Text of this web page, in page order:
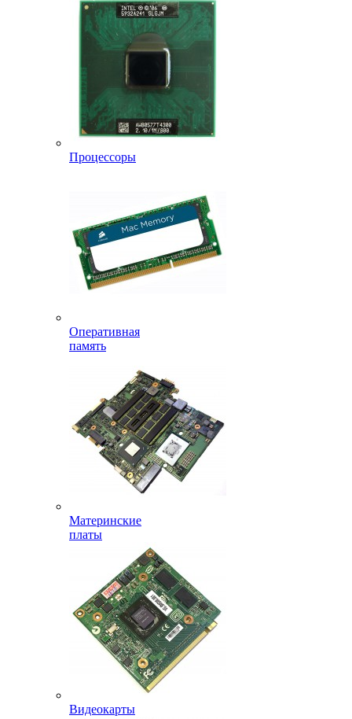
Процессоры
Оперативная
память
Материнские
платы
Видеокарты